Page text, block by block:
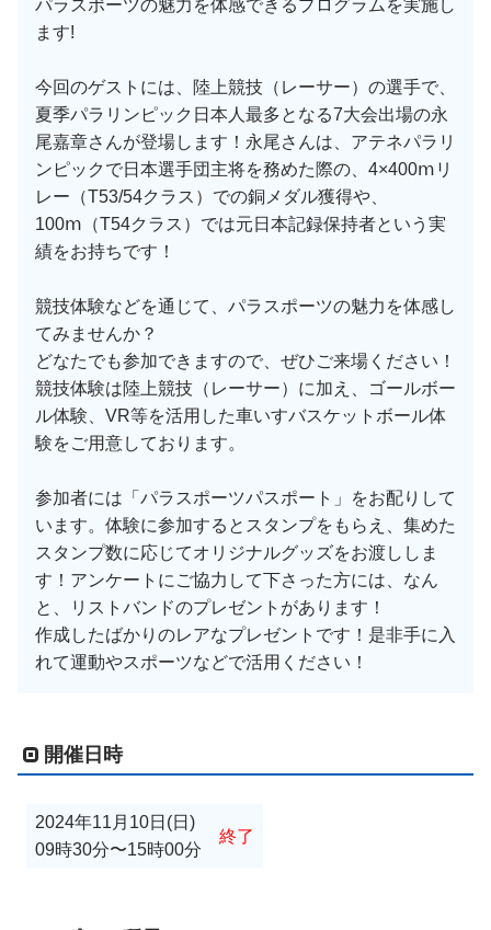
パラスポーツの魅力を体感できるプログラムを実施し
ます!
今回のゲストには、陸上競技（レーサー）の選手で、
夏季パラリンピック日本人最多となる7大会出場の永
尾嘉章さんが登場します！永尾さんは、アテネパラリ
ンピックで日本選手団主将を務めた際の、4×400ⅿリ
レー（T53/54クラス）での銅メダル獲得や、
100ⅿ（T54クラス）では元日本記録保持者という実
績をお持ちです！
競技体験などを通じて、パラスポーツの魅力を体感し
てみませんか？
どなたでも参加できますので、ぜひご来場ください！
競技体験は陸上競技（レーサー）に加え、ゴールボー
ル体験、VR等を活用した車いすバスケットボール体
験をご用意しております。
参加者には「パラスポーツパスポート」をお配りして
います。体験に参加するとスタンプをもらえ、集めた
スタンプ数に応じてオリジナルグッズをお渡ししま
す！アンケートにご協力して下さった方には、なん
と、リストバンドのプレゼントがあります！
作成したばかりのレアなプレゼントです！是非手に入
れて運動やスポーツなどで活用ください！
開催日時
2024年11月10日(日)
09時30分〜15時00分
終了